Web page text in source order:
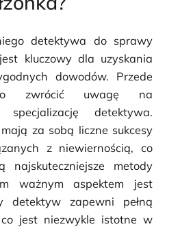
detektywa do sprawy
kluczowy dla uzyskania
dowodów. Przede
zwrócić uwagę na
detektywa.
za sobą liczne sukcesy
z niewiernością, co
najskuteczniejsze metody
ważnym aspektem jest
detektyw zapewni pełną
co jest niezwykle istotne w